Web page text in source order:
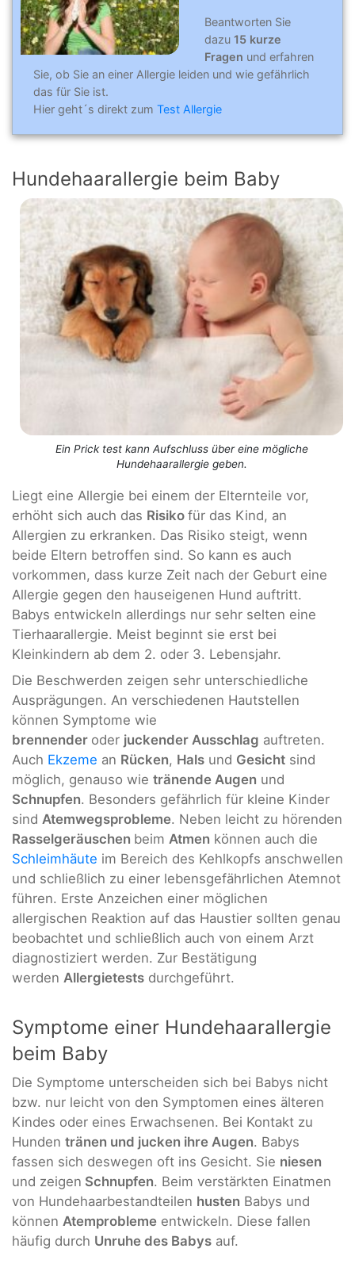
Beantworten Sie
dazu 15 kurze
Fragen und erfahren
Sie, ob Sie an einer Allergie leiden und wie gefährlich
das für Sie ist.
Hier geht´s direkt zum Test Allergie
Hundehaarallergie beim Baby
Ein Prick test kann Aufschluss über eine mögliche
Hundehaarallergie geben.
Liegt eine Allergie bei einem der Elternteile vor,
erhöht sich auch das Risiko für das Kind, an
Allergien zu erkranken. Das Risiko steigt, wenn
beide Eltern betroffen sind. So kann es auch
vorkommen, dass kurze Zeit nach der Geburt eine
Allergie gegen den hauseigenen Hund auftritt.
Babys entwickeln allerdings nur sehr selten eine
Tierhaarallergie. Meist beginnt sie erst bei
Kleinkindern ab dem 2. oder 3. Lebensjahr.
Die Beschwerden zeigen sehr unterschiedliche
Ausprägungen. An verschiedenen Hautstellen
können Symptome wie
brennender oder juckender Ausschlag auftreten.
Auch Ekzeme an Rücken, Hals und Gesicht sind
möglich, genauso wie tränende Augen und
Schnupfen. Besonders gefährlich für kleine Kinder
sind Atemwegsprobleme. Neben leicht zu hörenden
Rasselgeräuschen beim Atmen können auch die
Schleimhäute im Bereich des Kehlkopfs anschwellen
und schließlich zu einer lebensgefährlichen Atemnot
führen. Erste Anzeichen einer möglichen
allergischen Reaktion auf das Haustier sollten genau
beobachtet und schließlich auch von einem Arzt
diagnostiziert werden. Zur Bestätigung
werden Allergietests durchgeführt.
Symptome einer Hundehaarallergie
beim Baby
Die Symptome unterscheiden sich bei Babys nicht
bzw. nur leicht von den Symptomen eines älteren
Kindes oder eines Erwachsenen. Bei Kontakt zu
Hunden tränen und jucken ihre Augen. Babys
fassen sich deswegen oft ins Gesicht. Sie niesen
und zeigen Schnupfen. Beim verstärkten Einatmen
von Hundehaarbestandteilen husten Babys und
können Atemprobleme entwickeln. Diese fallen
häufig durch Unruhe des Babys auf.